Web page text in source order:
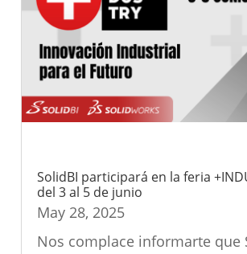
SolidBI participará en la feria
del 3 al 5 de junio
May 28, 2025
Nos complace informarte que